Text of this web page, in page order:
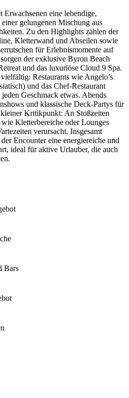
eine lebendige,
gelungenen Mischung aus
Zu den Highlights zählen der
Kletterwand und Abseilen sowie
für Erlebnismomente auf
der exklusive Byron Beach
und das luxuriöse Cloud 9 Spa.
Restaurants wie Angelo’s
und das Chef-Restaurant
Geschmack etwas. Abends
und klassische Deck-Partys für
Kritikpunkt: An Stoßzeiten
Kletterbereiche oder Lounges
verursacht. Insgesamt
Encounter eine energiereiche und
ideal für aktive Urlauber, die auch
Bars